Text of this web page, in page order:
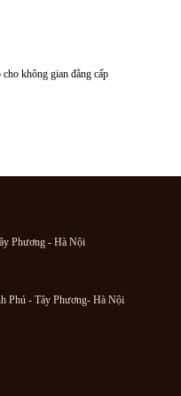
không gian đẳng cấp
Phương - Hà Nội
Phú - Tây Phương- Hà Nội